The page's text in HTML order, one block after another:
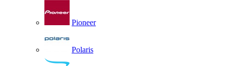
Pioneer
Polaris